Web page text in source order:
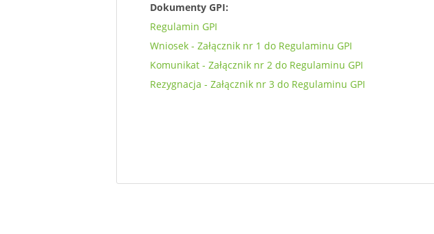
Dokumenty GPI:
Regulamin GPI
Wniosek - Załącznik nr 1 do Regulaminu GPI
Komunikat - Załącznik nr 2 do Regulaminu GPI
Rezygnacja - Załącznik nr 3 do Regulaminu GPI